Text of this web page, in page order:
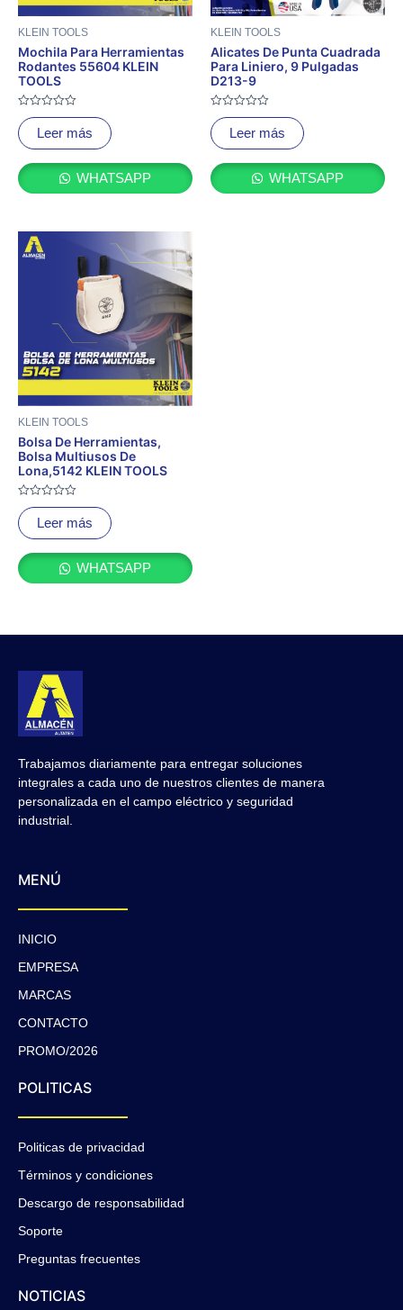
KLEIN TOOLS
Mochila Para Herramientas
Rodantes 55604 KLEIN
TOOLS
Valorado
con
0
de
Leer más
WHATSAPP
KLEIN TOOLS
Alicates De Punta Cuadrada
Para Liniero, 9 Pulgadas
D213-9
Valorado
con
0
de
Leer más
WHATSAPP
KLEIN TOOLS
Bolsa De Herramientas,
Bolsa Multiusos De
Lona,5142 KLEIN TOOLS
Valorado
con
0
de
Leer más
WHATSAPP
Trabajamos diariamente para entregar soluciones
integrales a cada uno de nuestros clientes de manera
personalizada en el campo eléctrico y seguridad
industrial.
MENÚ
INICIO
EMPRESA
MARCAS
CONTACTO
PROMO/2026
POLITICAS
Politicas de privacidad
Términos y condiciones
Descargo de responsabilidad
Soporte
Preguntas frecuentes
NOTICIAS